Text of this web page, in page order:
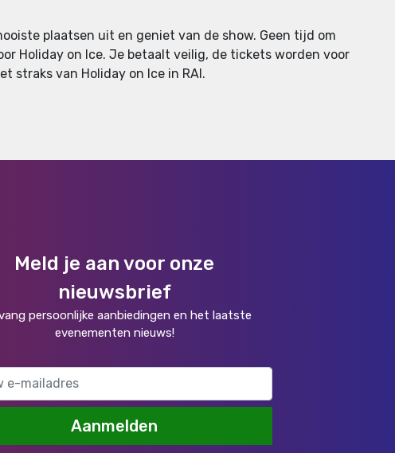
plaatsen uit en geniet van de show. Geen tijd om
Holiday on Ice. Je betaalt veilig, de tickets worden voor
straks van Holiday on Ice in RAI.
Meld je aan voor onze
nieuwsbrief
persoonlijke aanbiedingen en het laatste
evenementen nieuws!
Aanmelden